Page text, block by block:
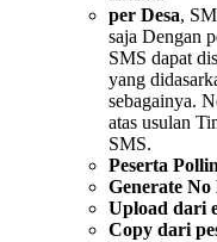
per Desa,
saja Dengan
SMS dapat
yang
sebagainya.
atas usulan
SMS.
Peserta
Generate No
Upload dari
Copy dari